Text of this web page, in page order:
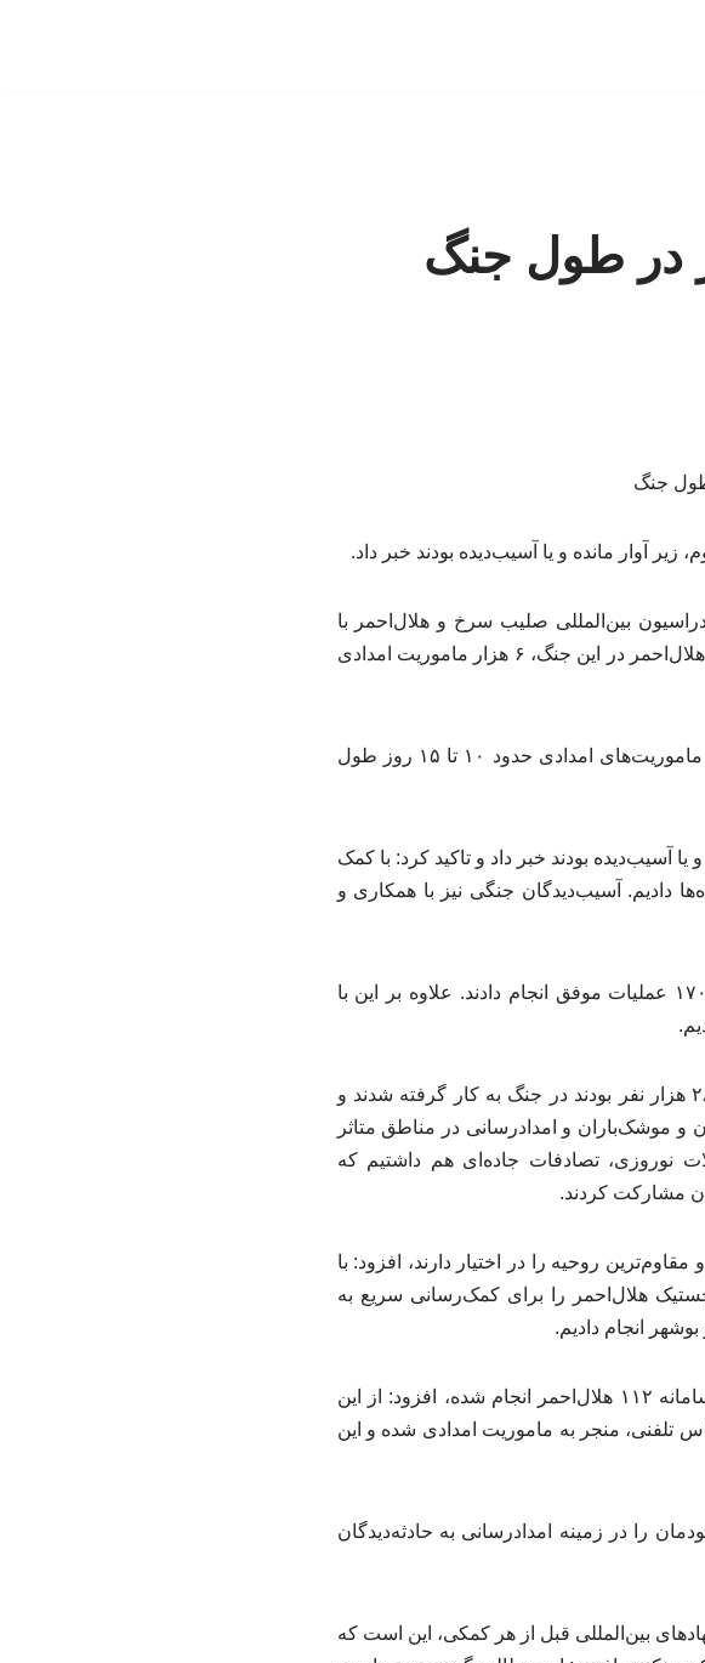
بین‌المللی صلیب سرخ و هلال‌احمر با
ارائه گزارشی از خدمات این جمعیت در جنگ تحمیلی سوم گفت: امدادگران هلال‌احمر در این جنگ، ۶ هزار ماموریت امدادی
مهر در خبری نوشت:وی تاکید کرد: این، یک عدد ساده نیست، برخی از این ماموریت‌های امدادی حدود ۱۰ تا ۱۵ روز طول
مانده و یا آسیب‌دیده بودند خبر داد و تاکید کرد: با کمک
دادیم.‌ آسیب‌دیدگان جنگی نیز با همکاری و
رئیس جمعیت هلال‌احمر ادامه داد: تیم‌های زنده‌یاب (آنست) این جمعیت ۱۷۰۰ عملیات موفق انجام دادند. علاوه بر این با
کولیوند خاطرنشان کرد: تنها ۲۵ درصد نیروهای آماده هلال‌احمر که حدود ۲۸ هزار نفر بودند در جنگ به کار گرفته شدند و
و موشک‌باران و امدادرسانی در مناطق متاثر
نوروزی، تصادفات جاده‌ای هم داشتیم که
مشارکت کردند.
روحیه را در اختیار دارند، افزود: با
هلال‌احمر را برای کمک‌رسانی سریع به
انجام دادیم.
وی با بیان اینکه در روزهای جنگ بیش از ۷ میلیون تماس تلفنی مردمی‌با سامانه ۱۱۲ هلال‌احمر انجام شده، افزود: از این
آموزشی و راهنمایی و حمایتی، حدود ۲۰۰ هزار تماس تلفنی، منجر به ماموریت امدادی شده و این
را در زمینه امدادرسانی به حادثه‌دیدگان
بین‌المللی قبل از هر کمکی، این است که